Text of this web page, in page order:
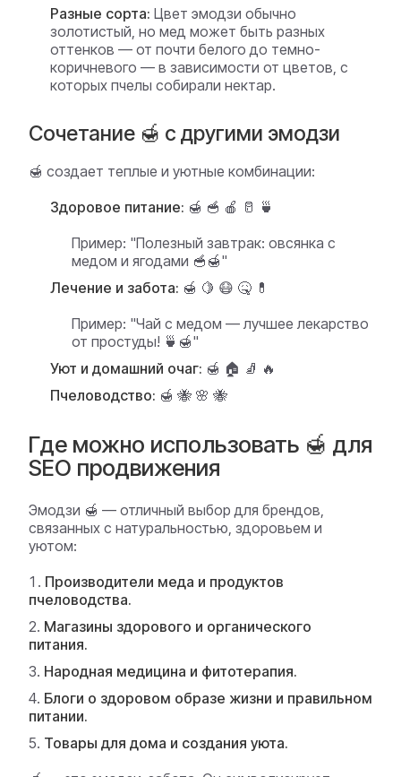
Разные сорта: Цвет эмодзи обычно
золотистый, но мед может быть разных
оттенков — от почти белого до темно-
коричневого — в зависимости от цветов, с
которых пчелы собирали нектар.
Сочетание 🍯 с другими эмодзи
🍯 создает теплые и уютные комбинации:
Здоровое питание: 🍯 🥣 🍎 🥛 🍵
Пример: "Полезный завтрак: овсянка с
медом и ягодами 🥣🍯"
Лечение и забота: 🍯 🍋 😷 🤒 💊
Пример: "Чай с медом — лучшее лекарство
от простуды! 🍵🍯"
Уют и домашний очаг: 🍯 🏠 🧦 🔥
Пчеловодство: 🍯 🐝 🌸 🐝
Где можно использовать 🍯 для
SEO продвижения
Эмодзи 🍯 — отличный выбор для брендов,
связанных с натуральностью, здоровьем и
уютом:
Производители меда и продуктов
пчеловодства.
Магазины здорового и органического
питания.
Народная медицина и фитотерапия.
Блоги о здоровом образе жизни и правильном
питании.
Товары для дома и создания уюта.